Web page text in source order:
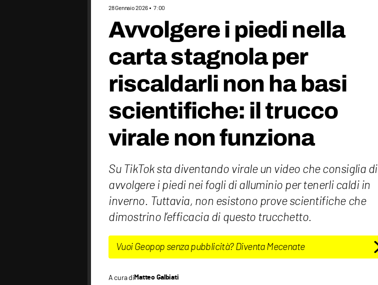
28 Gennaio 2026 7:00
Avvolgere i piedi nella
carta stagnola per
riscaldarli non ha basi
scientifiche: il trucco
virale non funziona
Su TikTok sta diventando virale un video che consiglia di
avvolgere i piedi nei fogli di alluminio per tenerli caldi in
inverno. Tuttavia, non esistono prove scientifiche che
dimostrino l’efficacia di questo trucchetto.
Vuoi Geopop senza pubblicità? Diventa Mecenate
A cura diMatteo Galbiati